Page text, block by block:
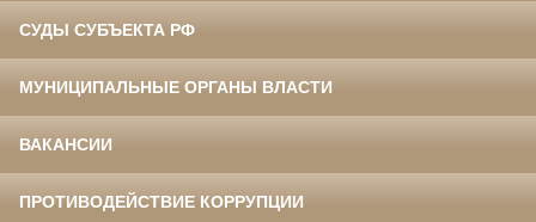
СУДЫ СУБЪЕКТА РФ
МУНИЦИПАЛЬНЫЕ ОРГАНЫ ВЛАСТИ
ВАКАНСИИ
ПРОТИВОДЕЙСТВИЕ КОРРУПЦИИ